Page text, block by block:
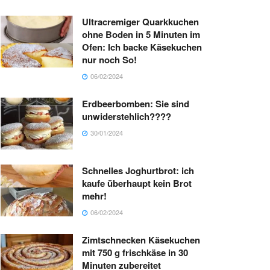
Ultracremiger Quarkkuchen
ohne Boden in 5 Minuten im
Ofen: Ich backe Käsekuchen
nur noch So!
06/02/2024
Erdbeerbomben: Sie sind
unwiderstehlich????
30/01/2024
Schnelles Joghurtbrot: ich
kaufe überhaupt kein Brot
mehr!
06/02/2024
Zimtschnecken Käsekuchen
mit 750 g frischkäse in 30
Minuten zubereitet